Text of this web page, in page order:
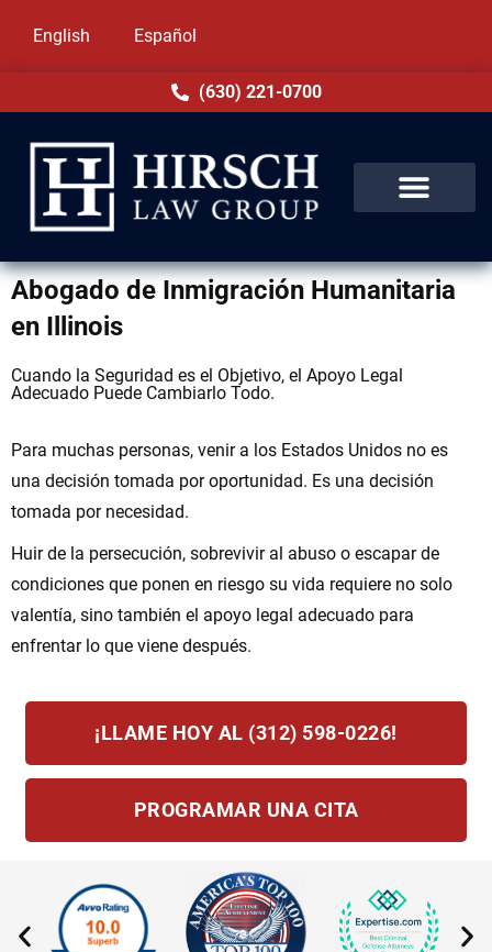
English Español
(630) 221-0700
Abogado de Inmigración Humanitaria
en Illinois
Cuando la Seguridad es el Objetivo, el Apoyo Legal
Adecuado Puede Cambiarlo Todo.
Para muchas personas, venir a los Estados Unidos no es
una decisión tomada por oportunidad. Es una decisión
tomada por necesidad.
Huir de la persecución, sobrevivir al abuso o escapar de
condiciones que ponen en riesgo su vida requiere no solo
valentía, sino también el apoyo legal adecuado para
enfrentar lo que viene después.
¡LLAME HOY AL (312) 598-0226!
PROGRAMAR UNA CITA